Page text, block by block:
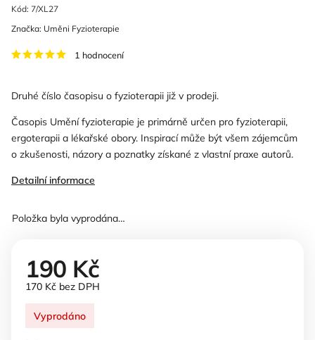
Kód: 7/XL27
1 hodnocení
Druhé číslo časopisu o fyzioterapii již v prodeji.
Časopis Umění fyzioterapie je primárně určen pro fyzioterapii,
ergoterapii a lékařské obory. Inspirací může být všem zájemcům
o zkušenosti, názory a poznatky získané z vlastní praxe autorů.
Detailní informace
Značka: Uměni Fyzioterapie
Položka byla vyprodána…
190 Kč
170 Kč bez DPH
Vyprodáno